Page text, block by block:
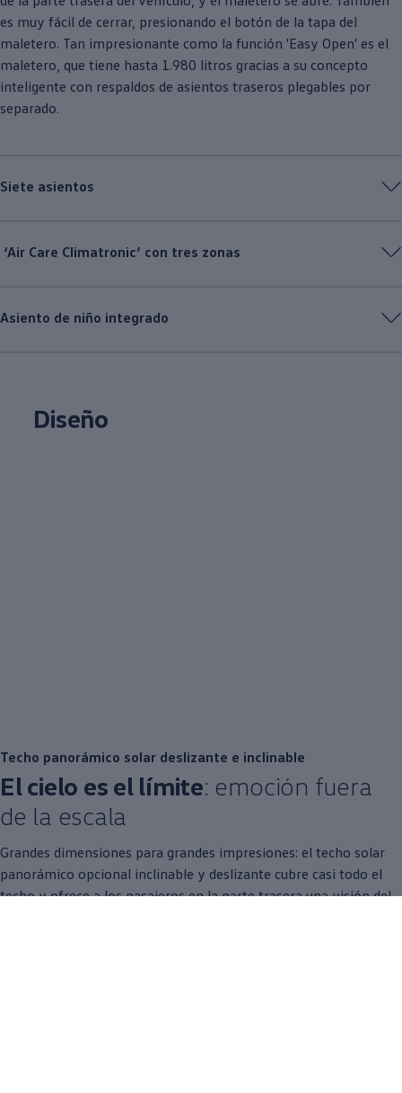
es muy fácil de cerrar, presionando el botón de la tapa del
maletero. Tan impresionante como la función 'Easy Open' es el
maletero, que tiene hasta 1.980 litros gracias a su concepto
inteligente con respaldos de asientos traseros plegables por
separado.
Siete asientos
‘Air Care Climatronic’ con tres zonas
Asiento de niño integrado
Diseño
Techo panorámico solar deslizante e inclinable
El cielo es el límite: emoción fuera
de la escala
Grandes dimensiones para grandes impresiones: el techo solar
panorámico opcional inclinable y deslizante cubre casi todo el
techo y ofrece a los pasajeros en la parte trasera una visión del